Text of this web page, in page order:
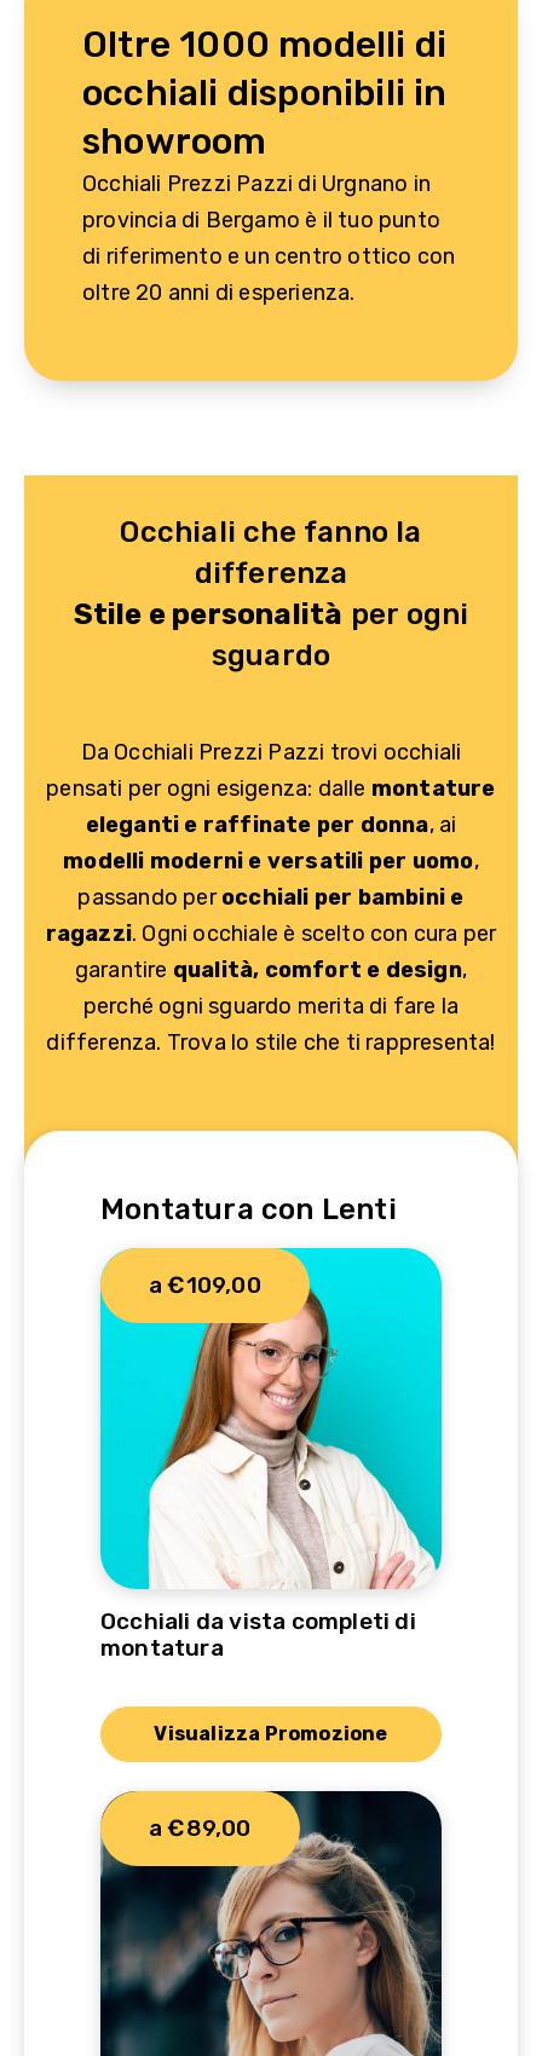
Oltre 1000 modelli di
occhiali disponibili in
showroom
Occhiali Prezzi Pazzi di Urgnano in
provincia di Bergamo è il tuo punto
di riferimento e un centro ottico con
oltre 20 anni di esperienza.
Occhiali che fanno la
differenza
Stile e personalità per ogni
sguardo
Da Occhiali Prezzi Pazzi trovi occhiali
pensati per ogni esigenza: dalle montature
eleganti e raffinate per donna, ai
modelli moderni e versatili per uomo,
passando perocchiali per bambini e
ragazzi. Ogni occhiale è scelto con cura per
garantire qualità, comfort e design,
perché ogni sguardo merita di fare la
differenza. Trova lo stile che ti rappresenta!
Montatura con Lenti
a €109,00
Occhiali da vista completi di
montatura
Visualizza Promozione
a €89,00